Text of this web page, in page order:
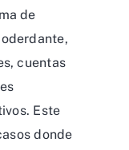
de
cuentas
Este
donde